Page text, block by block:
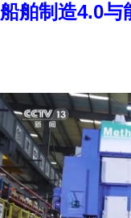
船舶制造4.0与